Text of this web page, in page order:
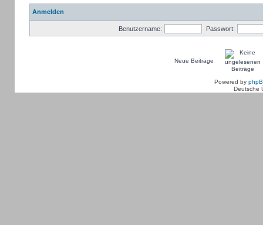
Anmelden
Benutzername: Passwort:
Neue Beiträge
Powered by
Deutsche